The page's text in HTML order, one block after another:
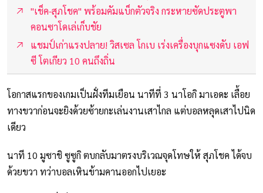
"เช็ค-สุภโชค" พร้อมคัมแบ็กตัวจริง กระหายซัดประตูพา
คอนซาโดเล่เก็บชัย
แชมป์เก่าแรงปลาย! วิสเซล โกเบ เร่งเครื่องบุกแซงดับ เอฟ
ซี โตเกียว 10 คนถึงถิ่น
โอกาสแรกของเกมเป็นฝั่งทีมเยือน นาทีที่ 3 นาโอกิ มาเอดะ เลื้อย
ทางขวาก่อนจะยิงด้วยซ้ายกะเล่นงานเสาไกล แต่บอลหลุดเสาไปนิด
เดียว
นาที 10 มูซาชิ ซูซูกิ ตบกลับมาตรงบริเวณจุดโทษให้ สุภโชค ได้จบ
ด้วยขวา ทว่าบอลเหินข้ามคานออกไปเยอะ